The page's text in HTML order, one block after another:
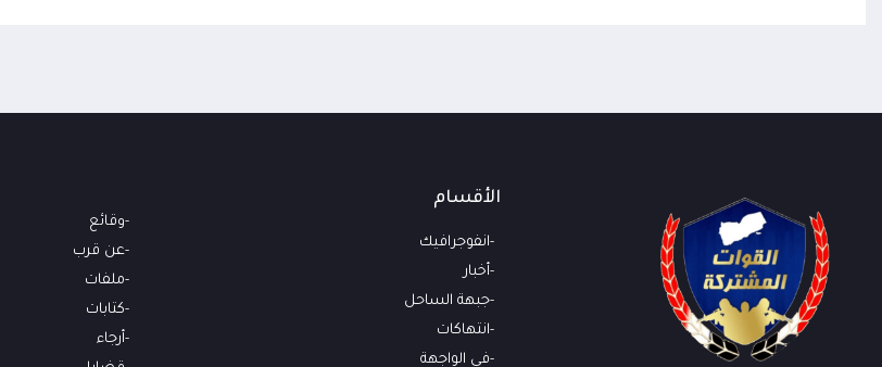
الأقسام
انفوجرافيك
أخبار
جبهة الساحل
انتهاكات
في الواجهة
وقائع
عن قرب
ملفات
كتابات
أرجاء